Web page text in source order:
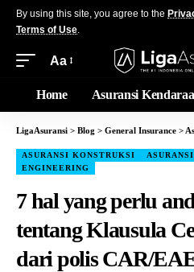
By using this site, you agree to the
Terms of Use.
Aa
Home Asuransi
LigaAsuransi > Blog > General Insurance >
ASURANSI KONSTRUKSI
ENGINEERING
7 hal yang perlu
tentang Klausula
dari polis CAR/